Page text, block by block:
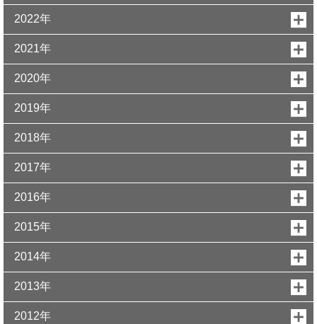
2022年
2021年
2020年
2019年
2018年
2017年
2016年
2015年
2014年
2013年
2012年